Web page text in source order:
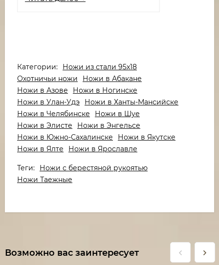
Категории:
Ножи из стали 95х18
Охотничьи ножи
Ножи в Абакане
Ножи в Азове
Ножи в Ногинске
Ножи в Улан-Удэ
Ножи в Ханты-Мансийске
Ножи в Челябинске
Ножи в Шуе
Ножи в Элисте
Ножи в Энгельсе
Ножи в Южно-Сахалинске
Ножи в Якутске
Ножи в Ялте
Ножи в Ярославле
Теги:
Ножи с берестяной рукоятью
Ножи Таежные
Возможно вас заинтересует